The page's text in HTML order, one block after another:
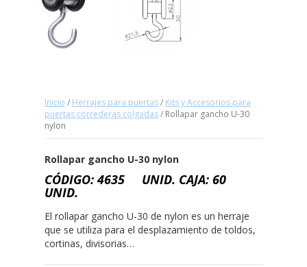
Inicio / Herrajes para puertas/ Kits y Accesorios para
puertas correderas colgadas/ Rollapar gancho U-30
nylon
Rollapar gancho U-30 nylon
CÓDIGO: 4635 UNID. CAJA: 60
UNID.
El rollapar gancho U-30 de nylon es un herraje
que se utiliza para el desplazamiento de toldos,
cortinas, divisorias…